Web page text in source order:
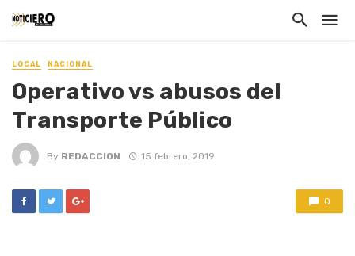
LOCAL NACIONAL
Operativo vs abusos del
Transporte Público
By REDACCION 15 febrero, 2019
0